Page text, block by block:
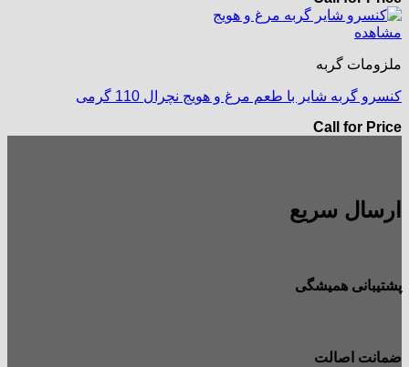
مشاهده
ملزومات گربه
کنسرو گربه شایر با طعم مرغ و هویج نچرال 110 گرمی
Call for Price
ارسال سریع
پشتیبانی همیشگی
ضمانت اصالت